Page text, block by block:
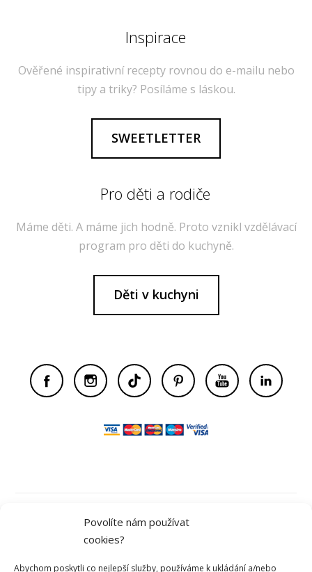
Povolíte nám používat
cookies?
Abychom poskytli co nejlepší služby, používáme k ukládání a/nebo
Inspirace
Ověřené inspirativní recepty rovnou do e-mailu nebo
tipy a triky? Posíláme s láskou.
SWEETLETTER
Pro děti a rodiče
Máme děti. A máme jich hodně. Proto vznikl vzdělávací
program pro děti do kuchyně.
Děti v kuchyni
Obchodní podmínky
Ochrana osobních údajů